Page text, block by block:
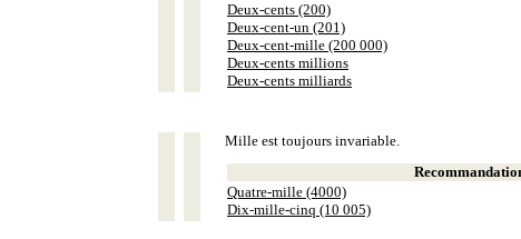
Deux-cents (200)
Deux-cent-un (201)
Deux-cent-mille (200 000)
Deux-cents millions
Deux-cents milliards
Mille est toujours invariable.
Quatre-mille (4000)
Dix-mille-cinq (10 005)